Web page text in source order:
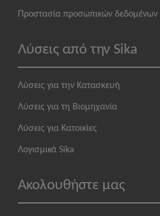
Προστασία προσωπικών δεδομένων
Λύσεις από την Sika
Λύσεις για την Κατασκευή
Λύσεις για τη Βιομηχανία
Λύσεις για Κατοικίες
Λογισμικά Sika
Ακολουθήστε μας